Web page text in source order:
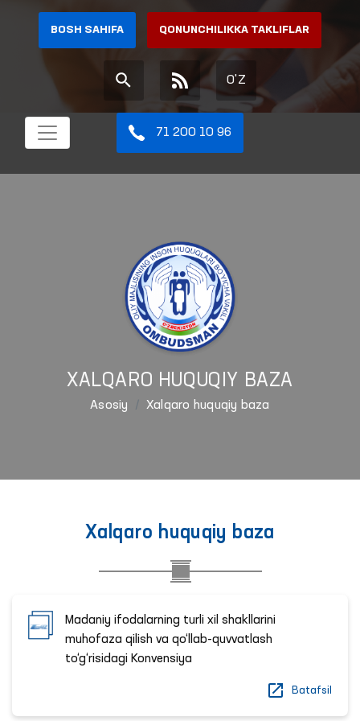
BOSH SAHIFA QONUNCHILIKKA TAKLIFLAR
O'Z
71 200 10 96
XALQARO HUQUQIY BAZA
Asosiy Xalqaro huquqiy baza
Xalqaro huquqiy baza
Madaniy ifodalarning turli xil shakllarini
muhofaza qilish va qo‘llab-quvvatlash
to‘g‘risidagi Konvensiya
Batafsil